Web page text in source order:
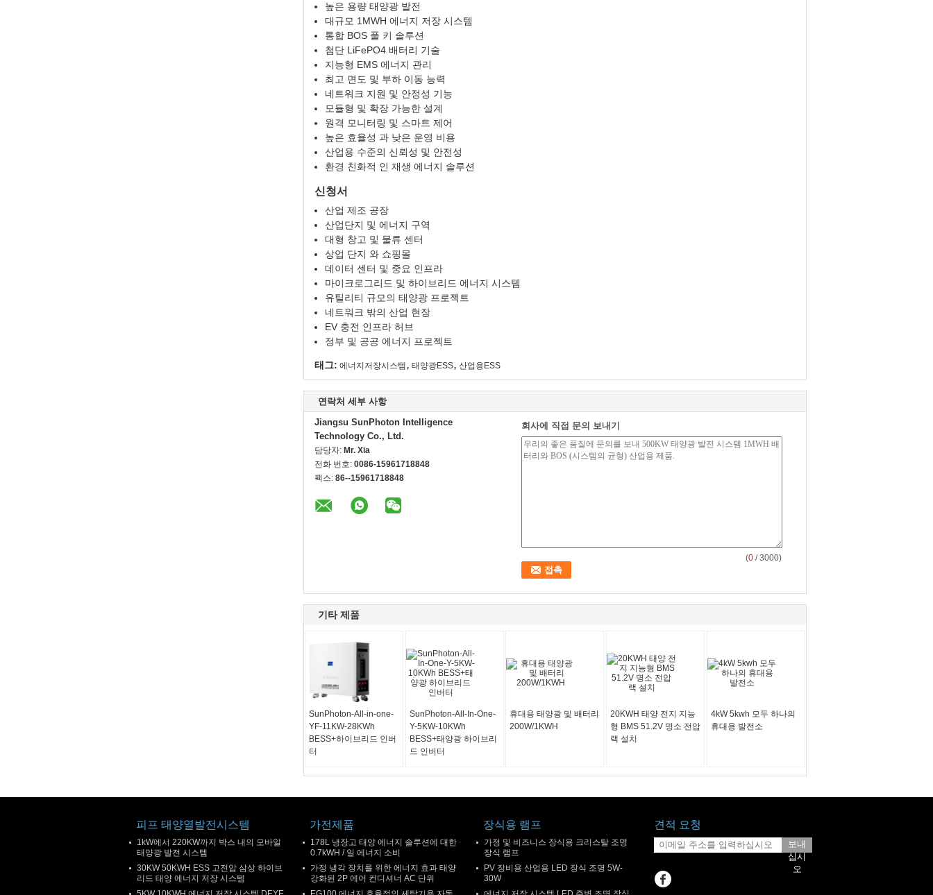
높은 용량 태양광 발전
대규모 1MWH 에너지 저장 시스템
통합 BOS 풀 키 솔루션
첨단 LiFePO4 배터리 기술
지능형 EMS 에너지 관리
최고 면도 및 부하 이동 능력
네트워크 지원 및 안정성 기능
모듈형 및 확장 가능한 설계
원격 모니터링 및 스마트 제어
높은 효율성 과 낮은 운영 비용
산업용 수준의 신뢰성 및 안전성
환경 친화적 인 재생 에너지 솔루션
신청서
산업 제조 공장
산업단지 및 에너지 구역
대형 창고 및 물류 센터
상업 단지 와 쇼핑몰
데이터 센터 및 중요 인프라
마이크로그리드 및 하이브리드 에너지 시스템
유틸리티 규모의 태양광 프로젝트
네트워크 밖의 산업 현장
EV 충전 인프라 허브
정부 및 공공 에너지 프로젝트
태그: 에너지저장시스템 , 태양광ESS, 산업용ESS
연락처 세부 사항
Jiangsu SunPhoton Intelligence
Technology Co., Ltd.
담당자: Mr. Xia
전화 번호: 0086-15961718848
팩스: 86--15961718848
회사에 직접 문의 보내기
(0 / 3000)
기타 제품
SunPhoton-All-in-one-
YF-11KW-28KWh
BESS+하이브리드 인버
터
SunPhoton-All-In-One-
Y-5KW-10KWh
BESS+태양광 하이브리
드 인버터
휴대용 태양광 및 배터리
200W/1KWH
20KWH 태양 전지 지능
형 BMS 51.2V 명소 전압
랙 설치
4kW 5kwh 모두 하나의
휴대용 발전소
피프 태양열발전시스템
1kW에서 220KW까지 박스 내의 모바일
태양광 발전 시스템
30KW 50KWH ESS 고전압 삼상 하이브
리드 태양 에너지 저장 시스템
가전제품
178L 냉장고 태양 에너지 솔루션에 대한
0.7kWH / 일 에너지 소비
가정 냉각 장치를 위한 에너지 효과 태양
강화된 2P 에어 컨디셔너 AC 단위
장식용 램프
가정 및 비즈니스 장식용 크리스탈 조명
장식 램프
PV 장비용 산업용 LED 장식 조명 5W-
30W
견적 요청
보내
십시
오